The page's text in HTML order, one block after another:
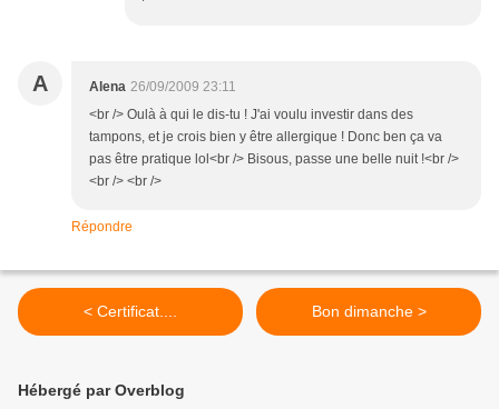
A Alena 26/09/2009 23:11
<br /> Oulà à qui le dis-tu ! J'ai voulu investir dans des
tampons, et je crois bien y être allergique ! Donc ben ça va
pas être pratique lol<br /> Bisous, passe une belle nuit !<br />
<br /> <br />
Répondre
< Certificat.... Bon dimanche >
Hébergé par Overblog